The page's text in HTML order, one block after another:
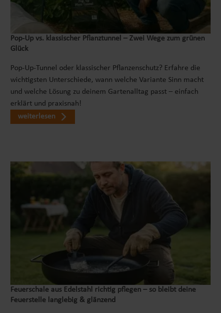
Pop‑Up vs. klassischer Pflanztunnel – Zwei Wege zum grünen
Glück
Pop-Up-Tunnel oder klassischer Pflanzenschutz? Erfahre die
wichtigsten Unterschiede, wann welche Variante Sinn macht
und welche Lösung zu deinem Gartenalltag passt – einfach
erklärt und praxisnah!
weiterlesen
Feuerschale aus Edelstahl richtig pflegen – so bleibt deine
Feuerstelle langlebig & glänzend